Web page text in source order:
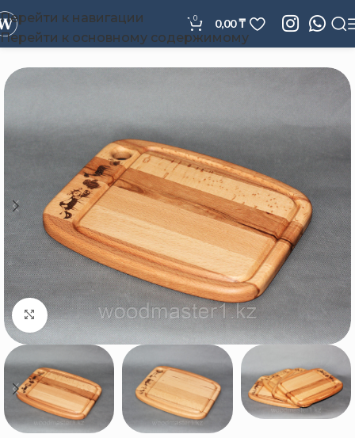
Перейти к навигации
Перейти к основному содержимому
0 0,00₸
Нажмите, чтобы увеличить